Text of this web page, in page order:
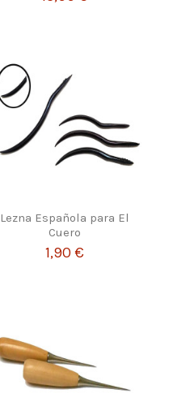
Lezna Española para El
Cuero
1,90 €